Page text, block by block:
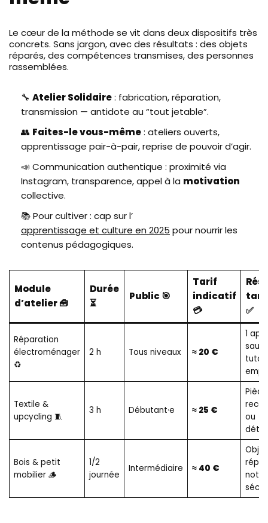
Le cœur de la méthode se vit dans deux dispositifs très
concrets. Sans jargon, avec des résultats : des objets
réparés, des compétences transmises, des personnes
rassemblées.
🔧 Atelier Solidaire: fabrication, réparation,
transmission — antidote au “tout jetable”.
👥 Faites-le vous-même: ateliers ouverts,
apprentissage pair-à-pair, reprise de pouvoir d’agir.
📣 Communication authentique : proximité via
Instagram, transparence, appel à la motivation
collective.
📚 Pour cultiver : cap sur l’
apprentissage et culture en 2025 pour nourrir les
contenus pédagogiques.
Module
d’atelier 🧰
Durée
⏳
Public 🎯
Tarif
indicatif
💳
✅
Réparation
électroménager
♻️
2 h Tous niveaux ≈ 20 €
1
Textile &
upcycling 🧵
3 h Débutant·e ≈ 25 €
Pièce
ou
Bois & petit
mobilier 🪵
1/2
journée
Intermédiaire ≈ 40 €
Objet